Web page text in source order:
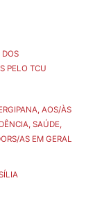
DOS
PELO TCU
AOS/ÀS
SAÚDE,
AS EM GERAL